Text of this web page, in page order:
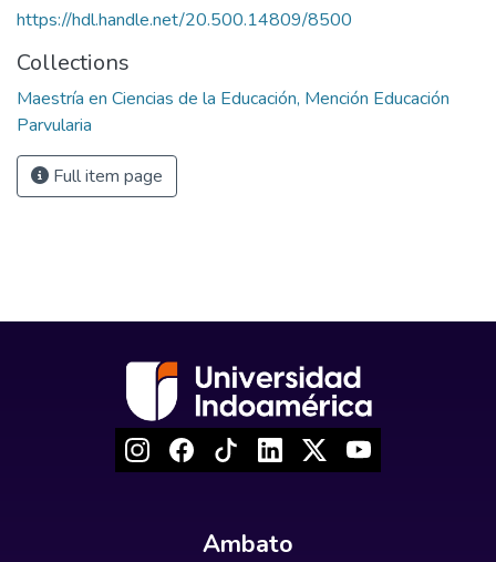
https://hdl.handle.net/20.500.14809/8500
Collections
Maestría en Ciencias de la Educación, Mención Educación
Parvularia
Full item page
Ambato